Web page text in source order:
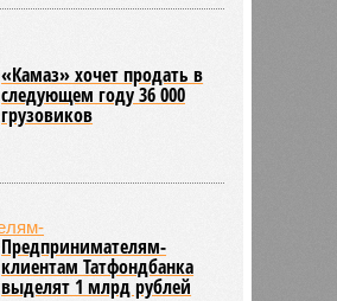
«Камаз» хочет продать в
следующем году 36 000
грузовиков
Предпринимателям-
клиентам Татфондбанка
выделят 1 млрд рублей